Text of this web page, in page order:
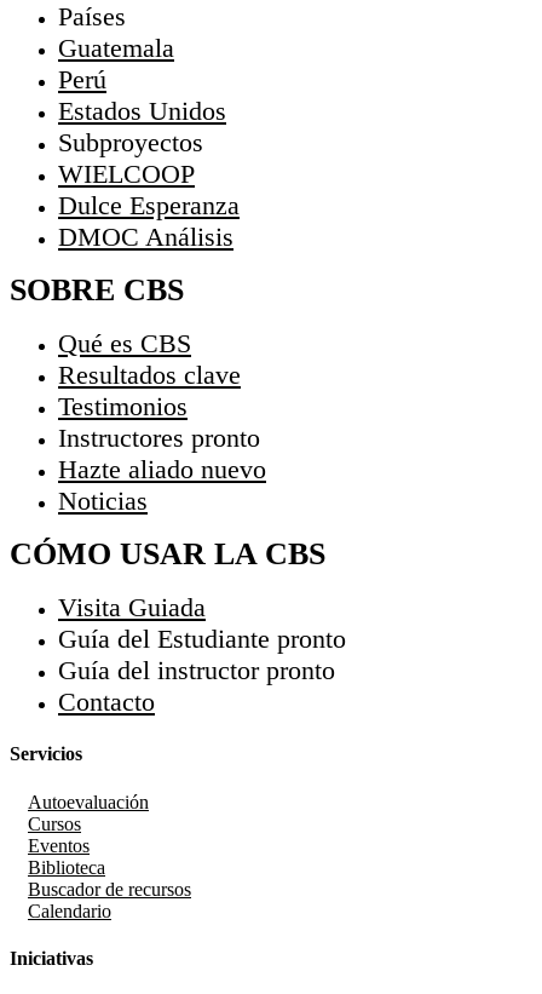
Países
Guatemala
Perú
Estados Unidos
Subproyectos
WIELCOOP
Dulce Esperanza
DMOC Análisis
SOBRE CBS
Qué es CBS
Resultados clave
Testimonios
Instructores pronto
Hazte aliado nuevo
Noticias
CÓMO USAR LA CBS
Visita Guiada
Guía del Estudiante pronto
Guía del instructor pronto
Contacto
Servicios
Autoevaluación
Cursos
Eventos
Biblioteca
Buscador de recursos
Calendario
Iniciativas